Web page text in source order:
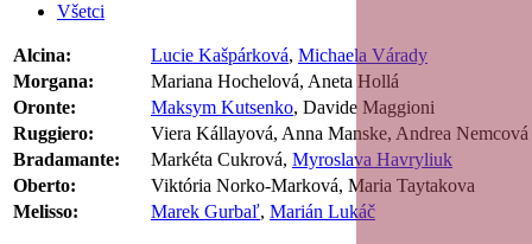
Všetci
Alcina: Lucie Kašpárková, Michaela Várady
Morgana:
Mariana Hochelová, Aneta Hollá
Oronte:
Maksym Kutsenko, Davide Maggioni
Ruggiero:
Viera Kállayová, Anna Manske, Andrea Nemcová
Bradamante:
Markéta Cukrová, Myroslava Havryliuk
Oberto:
Viktória Norko-Marková, Maria Taytakova
Melisso:
Marek Gurbaľ, Marián Lukáč